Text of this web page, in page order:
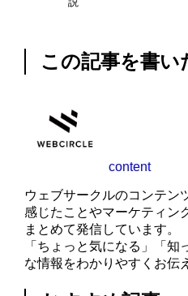
この記事を書い
content
ウェブサークルのコンテン
感じたことやマーケティン
まとめて発信しています。
「ちょっと気になる」「
な情報をわかりやすくお伝